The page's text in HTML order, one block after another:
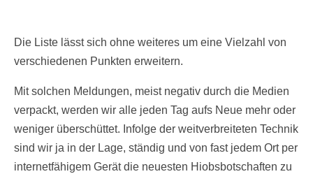
Die Liste lässt sich ohne weiteres um eine Vielzahl von
verschiedenen Punkten erweitern.
Mit solchen Meldungen, meist negativ durch die Medien
verpackt, werden wir alle jeden Tag aufs Neue mehr oder
weniger überschüttet. Infolge der weitverbreiteten Technik
sind wir ja in der Lage, ständig und von fast jedem Ort per
internetfähigem Gerät die neuesten Hiobsbotschaften zu